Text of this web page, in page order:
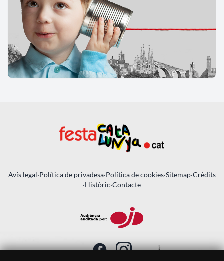
Avís legal·Política de privadesa·Política de cookies·Sitemap·Crèdits
·Històric·Contacte